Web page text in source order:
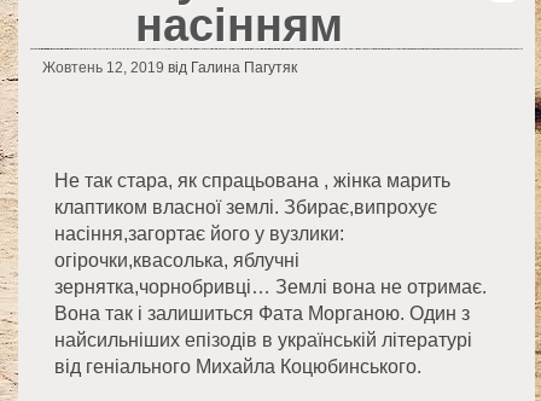
насінням
Жовтень 12, 2019 від Галина Пагутяк
Не так стара, як спрацьована , жінка марить
клаптиком власної землі. Збирає,випрохує
насіння,загортає його у вузлики:
огірочки,квасолька, яблучні
зернятка,чорнобривці… Землі вона не отримає.
Вона так і залишиться Фата Морганою. Один з
найсильніших епізодів в українській літературі
від геніального Михайла Коцюбинського.